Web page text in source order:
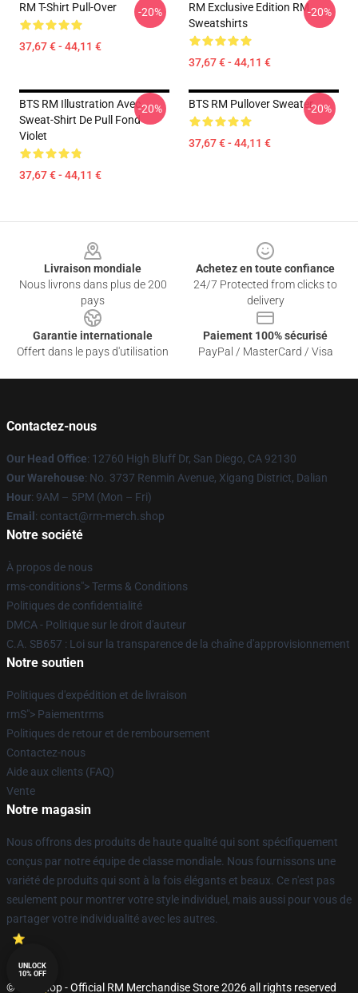
RM T-Shirt Pull-Over
37,67 € - 44,11 €
-20%
RM Exclusive Edition RM
Sweatshirts
37,67 € - 44,11 €
-20%
BTS RM Illustration Avec
Sweat-Shirt De Pull Fond
Violet
37,67 € - 44,11 €
-20% BTS RM Pullover Sweater
37,67 € - 44,11 €
-20%
Livraison mondiale
Nous livrons dans plus de 200
pays
Achetez en toute confiance
24/7 Protected from clicks to
delivery
Garantie internationale
Offert dans le pays d'utilisation
Paiement 100% sécurisé
PayPal / MasterCard / Visa
Contactez-nous
Our Head Office: 12760 High Bluff Dr, San Diego, CA 92130
Our Warehouse: No. 3737 Renmin Avenue, Xigang District, Dalian
Hour: 9AM – 5PM (Mon – Fri)
Email : contact@rm-merch.shop
Notre société
À propos de nous
rms-conditions"> Terms & Conditions
Politiques de confidentialité
DMCA - Politique sur le droit d'auteur
C.A. SB657 : Loi sur la transparence de la chaîne d'approvisionnement
Notre soutien
Politiques d'expédition et de livraison
rmS"> Paiementrms
Politiques de retour et de remboursement
Contactez-nous
Aide aux clients (FAQ)
Vente
Notre magasin
Nous offrons des produits de haute qualité qui sont spécifiquement
conçus par notre équipe de classe mondiale. Nous fournissons une
variété de produits qui sont à la fois élégants et beaux. Ce n'est pas
seulement pour montrer votre style individuel, mais aussi pour vous de
partager votre individualité avec les autres.
© RM Shop - Official RM Merchandise Store 2026 all rights reserved
UNLOCK
10% OFF